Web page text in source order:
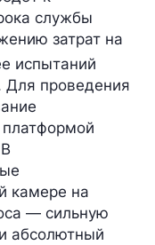
службы
затрат на
испытаний
Для проведения
платформой
камере на
— сильную
абсолютный